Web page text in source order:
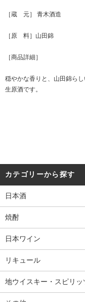
［蔵 元］ 青木酒造
［原 料］山田錦
［商品詳細］
穏やかな香りと、山田錦ら
生原酒です。
カテゴリーから探す
日本酒
焼酎
日本ワイン
リキュール
地ウイスキー・スピリッ